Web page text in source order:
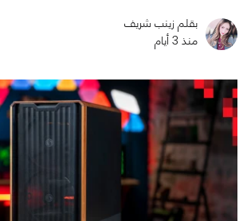
بقلم زينب شريف
منذ 3 أيام